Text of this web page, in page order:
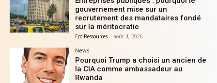
gouvernement mise sur un
recrutement des mandataires fondé
sur la méritocratie
Eco Ressources - août 4, 2026
News
Pourquoi Trump a choisi un ancien de
la CIA comme ambassadeur au
Rwanda